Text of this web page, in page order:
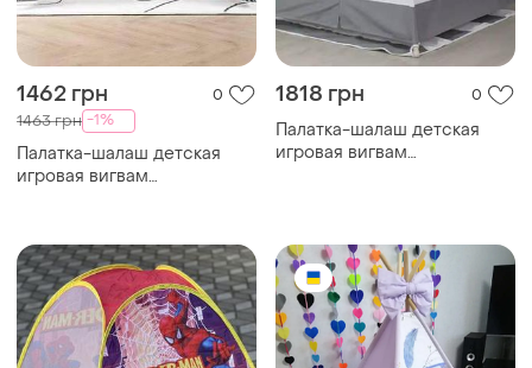
1462 грн 0
1463 грн -1%
Палатка-шалаш детская
игровая вигвам
1818 грн 0
Палатка-шалаш детская
игровая вигвам